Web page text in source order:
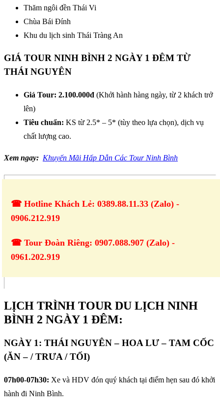
Thăm ngôi đền Thái Vi
Chùa Bái Đính
Khu du lịch sinh Thái Tràng An
GIÁ TOUR NINH BÌNH 2 NGÀY 1 ĐÊM TỪ
THÁI NGUYÊN
Giá Tour: 2.100.000đ (Khởi hành hàng ngày, từ 2 khách trở
lên)
Tiêu chuẩn: KS từ 2.5* – 5* (tùy theo lựa chọn), dịch vụ
chất lượng cao.
Xem ngay: Khuyến Mãi Hấp Dẫn Các Tour Ninh Bình
☎ Hotline Khách Lẻ: 0389.88.11.33 (Zalo) -
0906.212.919
☎ Tour Đoàn Riêng: 0907.088.907 (Zalo) -
0961.202.919
LỊCH TRÌNH TOUR DU LỊCH NINH
BÌNH 2 NGÀY 1 ĐÊM:
NGÀY 1: THÁI NGUYÊN – HOA LƯ – TAM CỐC
(ĂN – / TRƯA / TỐI)
07h00-07h30: Xe và HDV đón quý khách tại điểm hẹn sau đó khởi
hành đi Ninh Bình.